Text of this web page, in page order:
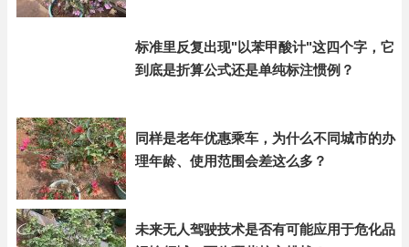
标准里反复出现"以苯甲酸计"这四个字，它
到底是折算公式还是单纯标注惯例？
同样是老年优惠乘车，为什么不同城市的办
理年龄、使用范围会差这么多？
未来无人驾驶技术是否有可能应用于危化品